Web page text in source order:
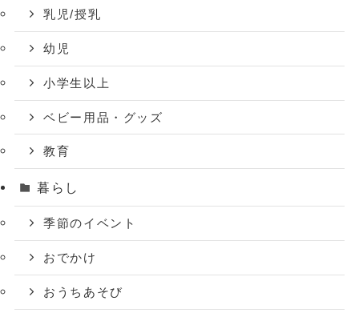
乳児/授乳
幼児
小学生以上
ベビー用品・グッズ
教育
暮らし
季節のイベント
おでかけ
おうちあそび